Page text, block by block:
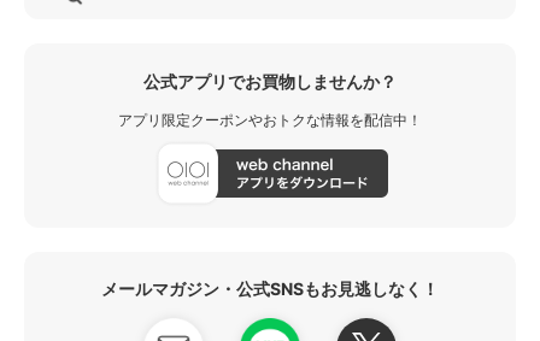
公式アプリでお買物しませんか？
アプリ限定クーポンやおトクな情報を配信中！
メールマガジン・公式SNSもお見逃しなく！